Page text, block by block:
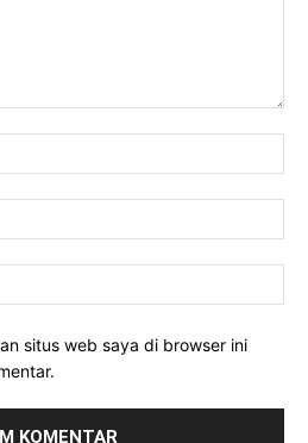
situs web saya di browser ini